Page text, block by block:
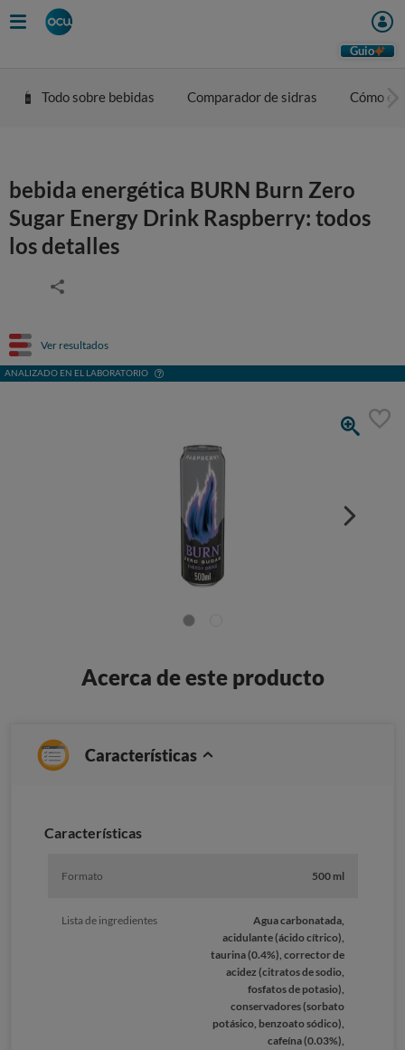
Guio
Todo sobre bebidas Comparador de sidras Cómo
bebida energética BURN Burn Zero
Sugar Energy Drink Raspberry: todos
los detalles
Ver resultados
ANALIZADO EN EL LABORATORIO
Acerca de este producto
Características
Caracterí­sticas
Formato 500 ml
Lista de ingredientes
Agua carbonatada,
acidulante (ácido cítrico),
taurina (0.4%), corrector de
acidez (citratos de sodio,
fosfatos de potasio),
conservadores (sorbato
potásico, benzoato sódico),
cafeína (0.03%),